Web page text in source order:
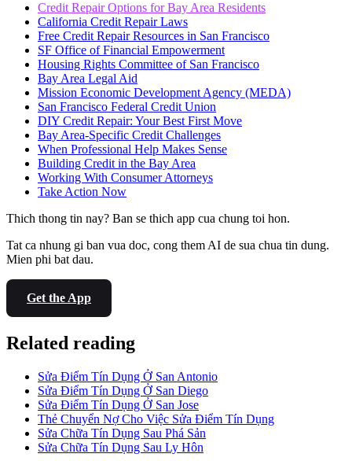
Credit Repair Options for Bay Area Residents
California Credit Repair Laws
Free Credit Repair Resources in San Francisco
SF Office of Financial Empowerment
Housing Rights Committee of San Francisco
Bay Area Legal Aid
Mission Economic Development Agency (MEDA)
San Francisco Federal Credit Union
DIY Credit Repair: Your Best First Move
Bay Area-Specific Credit Challenges
When Professional Help Makes Sense
Building Credit in the Bay Area
Working With Consumer Attorneys
Take Action Now
Thich thong tin nay? Ban se thich app cua chung toi hon.
Tat ca nhung gi ban vua doc, cong them AI de sua chua tin dung.
Mien phi bat dau.
Get the App
Related reading
Sửa Điểm Tín Dụng Ở San Antonio
Sửa Điểm Tín Dụng Ở San Diego
Sửa Điểm Tín Dụng Ở San Jose
Thẻ Chuyển Nợ Cho Việc Sửa Điểm Tín Dụng
Sửa Chữa Tín Dụng Sau Phá Sản
Sửa Chữa Tín Dụng Sau Ly Hôn